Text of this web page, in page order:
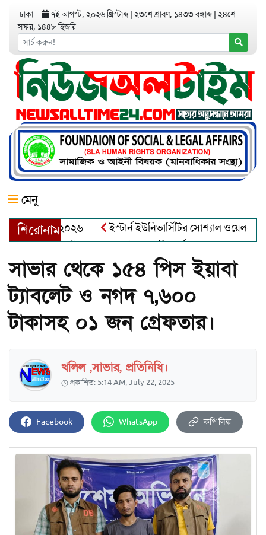
ঢাকা ৭ই আগস্ট, ২০২৬ খ্রিস্টাব্দ ২৩শে শ্রাবণ, ১৪৩৩ বঙ্গাব্দ ২৪শে
সফর, ১৪৪৮ হিজরি
মেনু
শিরোনাম
ইস্টার্ন ইউনিভার্সিটির সোশ্যাল ওয়েলফেয়ার
খালেক এর ইন্তেকাল
আত্মশুদ্ধি অর্জন ও অশুভকে বর্জন করে
সাভার থেকে ১৫৪ পিস ইয়াবা
ট্যাবলেট ও নগদ ৭,৬০০
টাকাসহ ০১ জন গ্রেফতার।
খলিল ,সাভার, প্রতিনিধি।
প্রকাশিত: 5:14 AM, July 22, 2025
Facebook WhatsApp কপি লিঙ্ক